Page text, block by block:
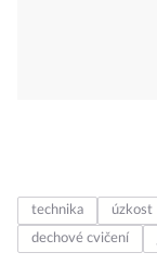
technika úzkost
dechové cvičení